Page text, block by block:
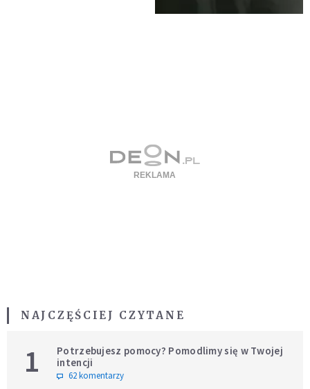
NAJCZĘŚCIEJ CZYTANE
1
Potrzebujesz pomocy? Pomodlimy się w Twojej
intencji
62 komentarzy